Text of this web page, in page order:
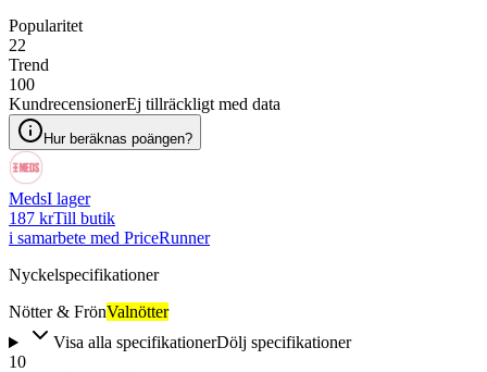
Popularitet
22
Trend
100
KundrecensionerEj tillräckligt med data
Hur beräknas poängen?
MedsI lager
187 krTill butik
i samarbete med PriceRunner
Nyckelspecifikationer
Nötter & FrönValnötter
Visa alla specifikationerDölj specifikationer
10